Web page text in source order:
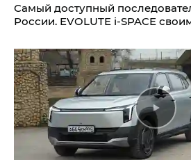
Самый доступный
России. EVOLUTE i‑SPACE